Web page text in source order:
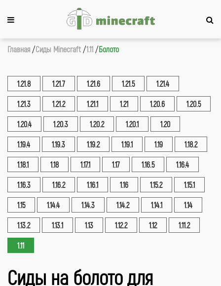
Главная Сиды Minecraft 1.11 Болото
1.21.8 1.21.7 1.21.6 1.21.5 1.21.4
1.21.3 1.21.2 1.21.1 1.21 1.20.6 1.20.5
1.20.4 1.20.3 1.20.2 1.20.1 1.20
1.19.4 1.19.3 1.19.2 1.19.1 1.19 1.18.2
1.18.1 1.18 1.17.1 1.17 1.16.5 1.16.4
1.16.3 1.16.2 1.16.1 1.16 1.15.2 1.15.1
1.15 1.14.4 1.14.3 1.14.2 1.14.1 1.14
1.13.2 1.13.1 1.13 1.12.2 1.12 1.11.2
1.11
Сиды на болото для